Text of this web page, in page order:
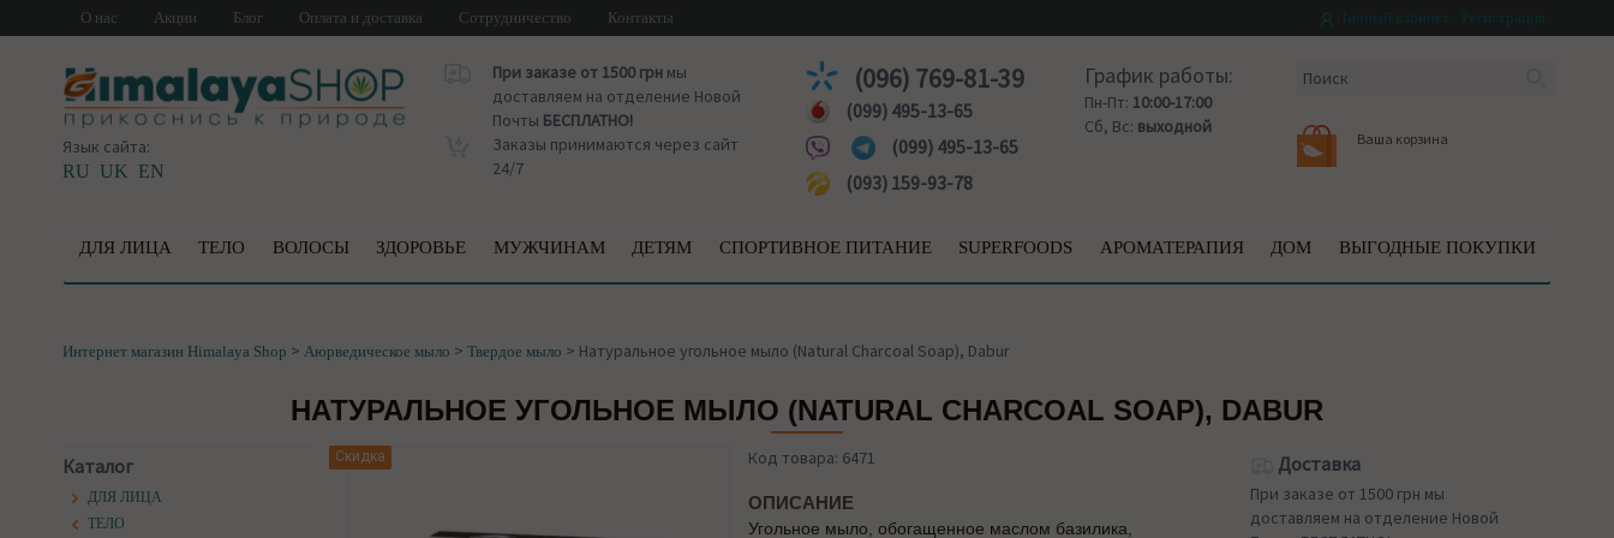
О нас Акции Блог Оплата и доставка Сотрудничество Контакты
Язык сайта:
RU UK EN
При заказе от 1500 грнмы
доставляем на отделение Новой
Почты БЕСПЛАТНО!
Заказы принимаются через сайт
24/7
(096) 769-81-39
(099) 495-13-65
(099) 495-13-65
(093) 159-93-78
График работы:
Пн-Пт: 10:00-17:00
Сб, Вс: выходной
Ваша корзина
ДЛЯ ЛИЦА ТЕЛО ВОЛОСЫ ЗДОРОВЬЕ МУЖЧИНАМ ДЕТЯМ СПОРТИВНОЕ ПИТАНИЕ SUPERFOODS АРОМАТЕРАПИЯ ДОМ ВЫГОДНЫЕ ПОКУПКИ
Интернет магазин Himalaya Shop > Аюрведическое мыло > Твердое мыло > Натуральное угольное мыло (Natural Charcoal Soap), Dabur
НАТУРАЛЬНОЕ УГОЛЬНОЕ МЫЛО (NATURAL CHARCOAL SOAP), DABUR
Каталог
ДЛЯ ЛИЦА
ТЕЛО
Скидка Код товара: 6471
ОПИСАНИЕ
Угольное мыло, обогащенное маслом базилика,
Доставка
При заказе от 1500 грн мы
доставляем на отделение Новой